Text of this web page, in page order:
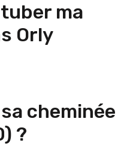
ma
Orly
cheminée
?